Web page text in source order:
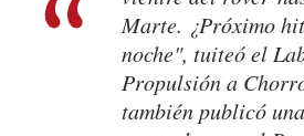
Marte. ¿Próximo
noche", tuiteó el
Propulsión a
también publicó